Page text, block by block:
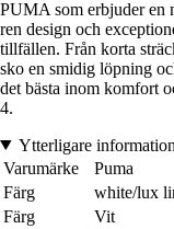
PUMA som erbjuder
ren design och
tillfällen. Från korta
sko en smidig löpning
det bästa inom komfort
4.
Ytterligare information
Varumärke
Puma
Färg
white/lux
Färg
Vit